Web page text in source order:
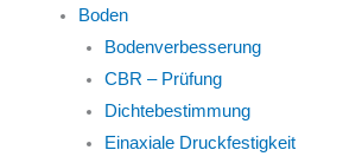
Boden
Bodenverbesserung
CBR – Prüfung
Dichtebestimmung
Einaxiale Druckfestigkeit